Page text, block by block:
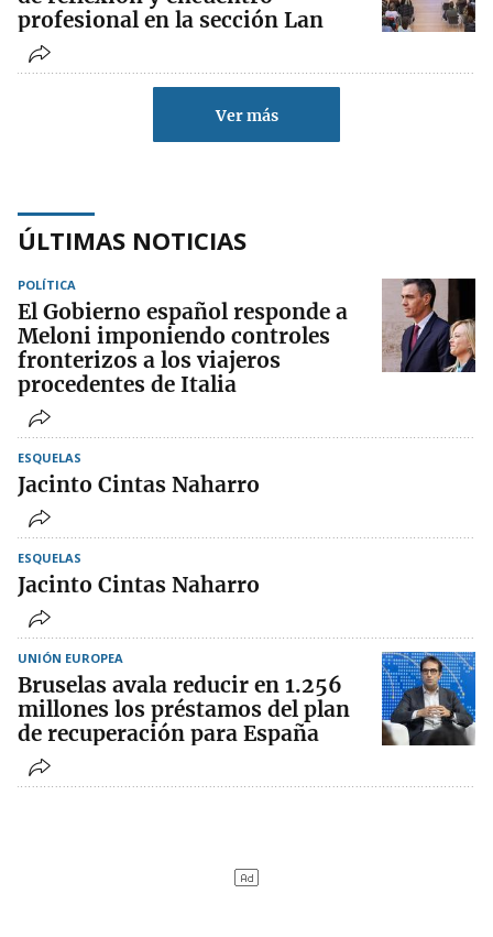
profesional en la sección Lan
Ver más
ÚLTIMAS NOTICIAS
POLÍTICA
El Gobierno español responde a
Meloni imponiendo controles
fronterizos a los viajeros
procedentes de Italia
ESQUELAS
Jacinto Cintas Naharro
ESQUELAS
Jacinto Cintas Naharro
UNIÓN EUROPEA
Bruselas avala reducir en 1.256
millones los préstamos del plan
de recuperación para España